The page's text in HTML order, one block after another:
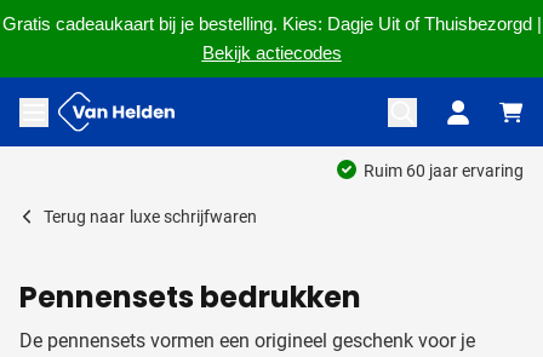
Gratis cadeaukaart bij je bestelling. Kies: Dagje Uit of Thuisbezorgd |
Bekijk actiecodes
Ga naar de inhoud
Menu openen
Ruim 60 jaar ervaring
Terug naar luxe schrijfwaren
Pennensets bedrukken
De pennensets vormen een origineel geschenk voor je